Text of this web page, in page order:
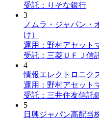
受託：りそな銀行
3
ノムラ・ジャパン・
け）
運用：野村アセット
受託：三菱ＵＦＪ信
4
情報エレクトロニク
運用：野村アセット
受託：三井住友信託
5
日興ジャパン高配当